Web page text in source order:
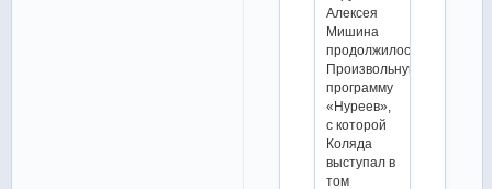
Алексея
Мишина
продолжилось.
Произвольную
программу
«Нуреев»,
с которой
Коляда
выступал в
том